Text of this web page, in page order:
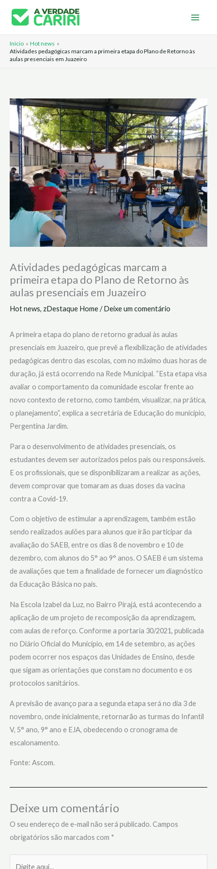
para
conteúdo
Início
Hot news
Atividades pedagógicas marcam a primeira etapa do Plano de Retorno às
aulas presenciais em Juazeiro
Atividades pedagógicas marcam a
primeira etapa do Plano de Retorno às
aulas presenciais em Juazeiro
Hot news, zDestaque Home/Deixe um comentário
A primeira etapa do plano de retorno gradual às aulas
presenciais em Juazeiro, que prevê a flexibilização de atividades
pedagógicas dentro das escolas, com no máximo duas horas de
duração, já está ocorrendo na Rede Municipal. “Esta etapa visa
avaliar o comportamento da comunidade escolar frente ao
novo contexto de retorno, como também, visualizar, na prática,
o planejamento”, explica a secretária de Educação do município,
Pergentina Jardim.
Para o desenvolvimento de atividades presenciais, os
estudantes devem ser autorizados pelos pais ou responsáveis.
E os profissionais, que se disponibilizaram a realizar as ações,
devem comprovar que tomaram as duas doses da vacina
contra a Covid-19.
Com o objetivo de estimular a aprendizagem, também estão
sendo realizados aulões para alunos que irão participar da
avaliação do SAEB, entre os dias 8 de novembro e 10 de
dezembro, com alunos do 5° ao 9° anos. O SAEB é um sistema
de avaliações que tem a finalidade de fornecer um diagnóstico
da Educação Básica no país.
Na Escola Izabel da Luz, no Bairro Pirajá, está acontecendo a
aplicação de um projeto de recomposição da aprendizagem,
com aulas de reforço. Conforme a portaria 30/2021, publicada
no Diário Oficial do Município, em 14 de setembro, as ações
podem ocorrer nos espaços das Unidades de Ensino, desde
que sigam as orientações que constam no documento e os
protocolos sanitários.
A previsão de avanço para a segunda etapa será no dia 3 de
novembro, onde inicialmente, retornarão as turmas do Infantil
V, 5° ano, 9° ano e EJA, obedecendo o cronograma de
escalonamento.
Fonte: Ascom.
Deixe um comentário
O seu endereço de e-mail não será publicado.Campos
obrigatórios são marcados com *